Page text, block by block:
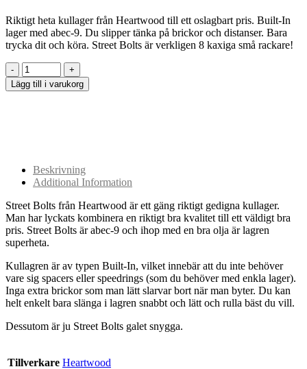
Riktigt heta kullager från Heartwood till ett oslagbart pris. Built-In
lager med abec-9. Du slipper tänka på brickor och distanser. Bara
trycka dit och köra. Street Bolts är verkligen 8 kaxiga små rackare!
Lägg till i varukorg
Beskrivning
Additional Information
Street Bolts från Heartwood är ett gäng riktigt gedigna kullager.
Man har lyckats kombinera en riktigt bra kvalitet till ett väldigt bra
pris. Street Bolts är abec-9 och ihop med en bra olja är lagren
superheta.
Kullagren är av typen Built-In, vilket innebär att du inte behöver
vare sig spacers eller speedrings (som du behöver med enkla lager).
Inga extra brickor som man lätt slarvar bort när man byter. Du kan
helt enkelt bara slänga i lagren snabbt och lätt och rulla bäst du vill.
Dessutom är ju Street Bolts galet snygga.
Tillverkare Heartwood